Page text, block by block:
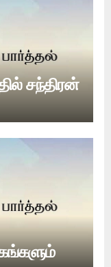
சந்திரன்